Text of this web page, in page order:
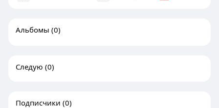
Альбомы (0)
Следую (0)
Подписчики (0)